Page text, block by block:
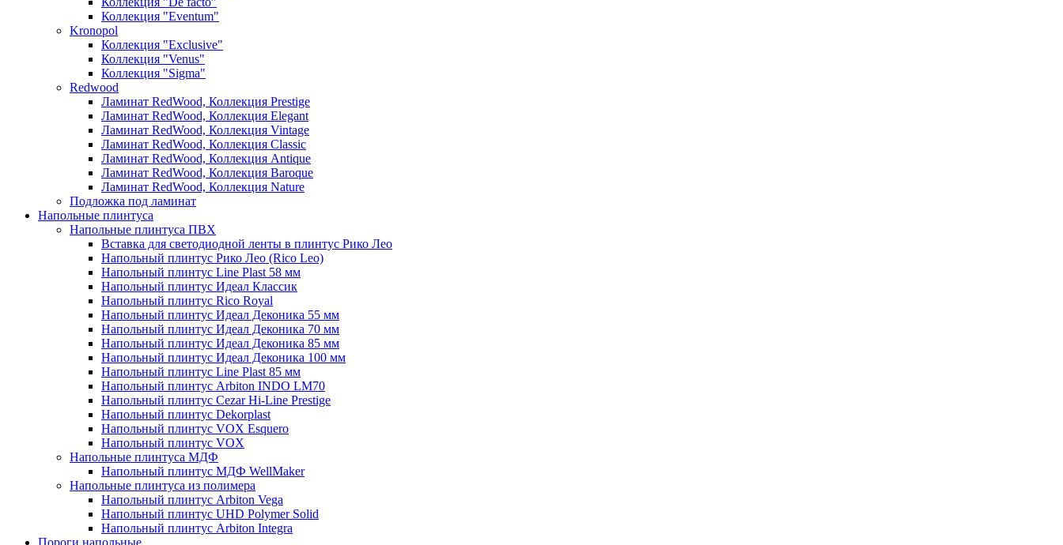
Коллекция "Eventum"
Kronopol
Коллекция "Exclusive"
Коллекция "Venus"
Коллекция "Sigma"
Redwood
Ламинат RedWood, Коллекция Prestige
Ламинат RedWood, Коллекция Elegant
Ламинат RedWood, Коллекция Vintage
Ламинат RedWood, Коллекция Classic
Ламинат RedWood, Коллекция Antique
Ламинат RedWood, Коллекция Baroque
Ламинат RedWood, Коллекция Nature
Подложка под ламинат
Напольные плинтуса
Напольные плинтуса ПВХ
Вставка для светодиодной ленты в плинтус Рико Лео
Напольный плинтус Рико Лео (Rico Leo)
Напольный плинтус Line Plast 58 мм
Напольный плинтус Идеал Классик
Напольный плинтус Rico Royal
Напольный плинтус Идеал Деконика 55 мм
Напольный плинтус Идеал Деконика 70 мм
Напольный плинтус Идеал Деконика 85 мм
Напольный плинтус Идеал Деконика 100 мм
Напольный плинтус Line Plast 85 мм
Напольный плинтус Arbiton INDO LM70
Напольный плинтус Cezar Hi-Line Prestige
Напольный плинтус Dekorplast
Напольный плинтус VOX Esquero
Напольный плинтус VOX
Напольные плинтуса МДФ
Напольный плинтус МДФ WellMaker
Напольные плинтуса из полимера
Напольный плинтус Arbiton Vega
Напольный плинтус UHD Polymer Solid
Напольный плинтус Arbiton Integra
Пороги напольные